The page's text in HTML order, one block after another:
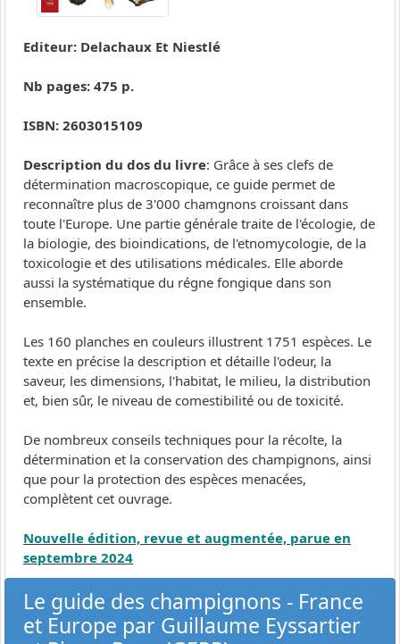
Editeur: Delachaux Et Niestlé
Nb pages: 475 p.
ISBN: 2603015109
Description du dos du livre: Grâce à ses clefs de
détermination macroscopique, ce guide permet de
reconnaître plus de 3'000 chamgnons croissant dans
toute l'Europe. Une partie générale traite de l'écologie, de
la biologie, des bioindications, de l'etnomycologie, de la
toxicologie et des utilisations médicales. Elle aborde
aussi la systématique du régne fongique dans son
ensemble.
Les 160 planches en couleurs illustrent 1751 espèces. Le
texte en précise la description et détaille l'odeur, la
saveur, les dimensions, l'habitat, le milieu, la distribution
et, bien sûr, le niveau de comestibilité ou de toxicité.
De nombreux conseils techniques pour la récolte, la
détermination et la conservation des champignons, ainsi
que pour la protection des espèces menacées,
complètent cet ouvrage.
Nouvelle édition, revue et augmentée, parue en
septembre 2024
Le guide des champignons - France
et Europe par Guillaume Eyssartier